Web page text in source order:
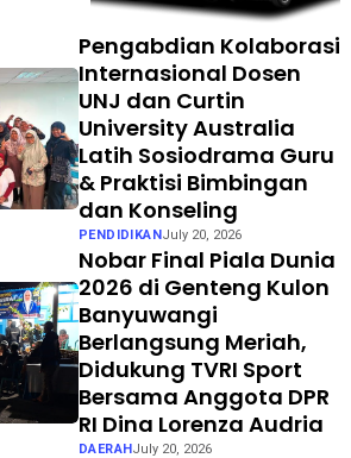
Pengabdian Kolaborasi
Internasional Dosen
UNJ dan Curtin
University Australia
Latih Sosiodrama Guru
& Praktisi Bimbingan
dan Konseling
PENDIDIKANJuly 20, 2026
Nobar Final Piala Dunia
2026 di Genteng Kulon
Banyuwangi
Berlangsung Meriah,
Didukung TVRI Sport
Bersama Anggota DPR
RI Dina Lorenza Audria
DAERAHJuly 20, 2026